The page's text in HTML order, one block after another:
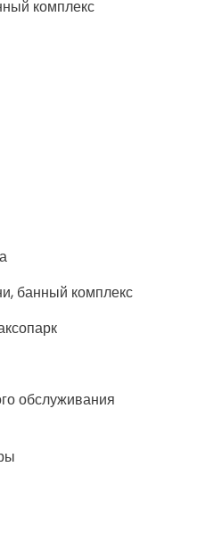
комплекс
банный комплекс
обслуживания